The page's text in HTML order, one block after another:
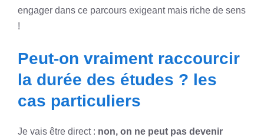
engager dans ce parcours exigeant mais riche de sens
!
Peut-on vraiment raccourcir
la durée des études ? les
cas particuliers
Je vais être direct : non, on ne peut pas devenir